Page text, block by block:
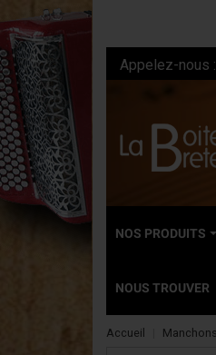
Appelez-nous :
NOS PRODUITS
NOUS TROUVER
Accueil